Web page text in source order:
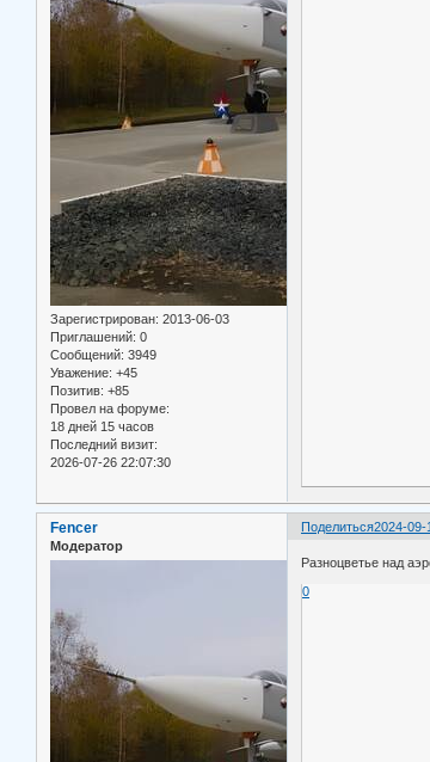
Зарегистрирован: 2013-06-03
Приглашений: 0
Сообщений: 3949
Уважение: +45
Позитив: +85
Провел на форуме:
18 дней 15 часов
Последний визит:
2026-07-26 22:07:30
Поделиться2024-09-
Fencer
Модератор
Разноцветье над
0